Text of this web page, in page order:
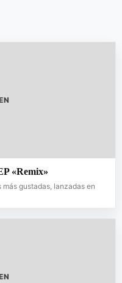
«Remix»
gustadas, lanzadas en